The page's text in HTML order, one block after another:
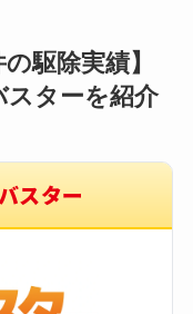
駆除実績】
スターを紹介
スター